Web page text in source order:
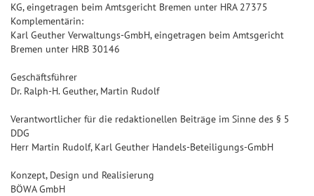
KG, eingetragen beim Amtsgericht Bremen unter HRA 27375
Komplementärin:
Karl Geuther Verwaltungs-GmbH, eingetragen beim Amtsgericht
Bremen unter HRB 30146
Geschäftsführer
Dr. Ralph-H. Geuther, Martin Rudolf
Verantwortlicher für die redaktionellen Beiträge im Sinne des § 5
DDG
Herr Martin Rudolf, Karl Geuther Handels-Beteiligungs-GmbH
Konzept, Design und Realisierung
BÖWA GmbH